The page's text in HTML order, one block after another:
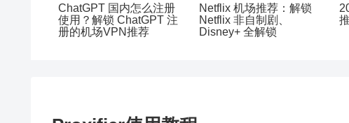
ChatGPT 国内怎么注册
使用？解锁 ChatGPT 注
册的机场VPN推荐
Netflix 机场推荐：解锁
Netflix 非自制剧、
Disney+ 全解锁